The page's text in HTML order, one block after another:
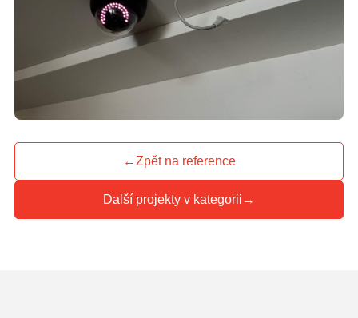
←Zpět na reference
Další projekty v kategorii →